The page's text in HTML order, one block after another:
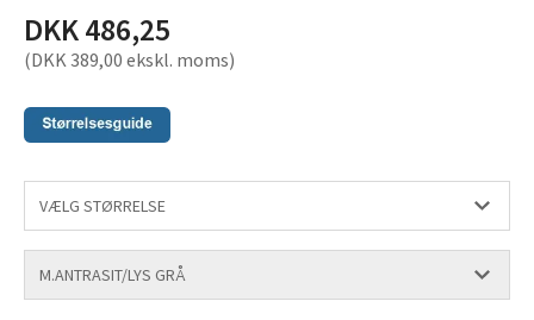
DKK 486,25
(DKK 389,00 ekskl. moms)